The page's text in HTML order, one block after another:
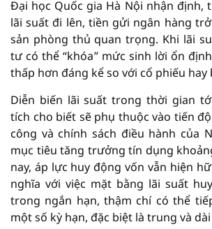
Đại học Quốc gia Hà Nội nhận định,
lãi suất đi lên, tiền gửi ngân hàng
sản phòng thủ quan trọng. Khi lãi
tư có thể “khóa” mức sinh lời ổn
thấp hơn đáng kể so với cổ phiếu hay
Diễn biến lãi suất trong thời gian
tích cho biết sẽ phụ thuộc vào tiến
công và chính sách điều hành của
mục tiêu tăng trưởng tín dụng
nay, áp lực huy động vốn vẫn hiện
nghĩa với việc mặt bằng lãi suất
trong ngắn hạn, thậm chí có thể
một số kỳ hạn, đặc biệt là trung và